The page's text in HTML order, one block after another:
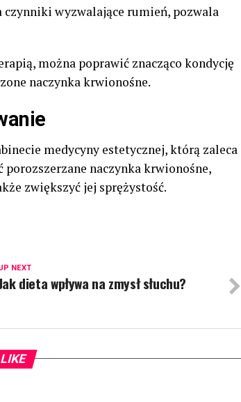
czynniki wyzwalające rumień, pozwala
można poprawić znacząco kondycję
naczynka krwionośne.
medycyny estetycznej, którą zaleca
porozszerzane naczynka krwionośne,
zwiększyć jej sprężystość.
NEXT
dieta wpływa na zmysł słuchu?